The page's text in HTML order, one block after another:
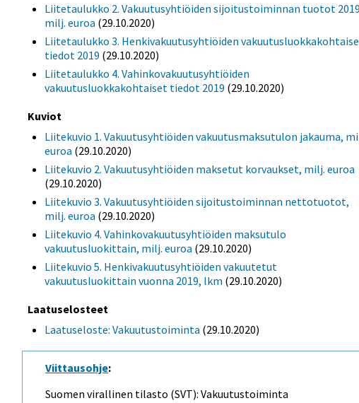
Liitetaulukko 2. Vakuutusyhtiöiden sijoitustoiminnan tuotot
milj. euroa (29.10.2020)
Liitetaulukko 3. Henkivakuutusyhtiöiden
tiedot 2019 (29.10.2020)
Liitetaulukko 4. Vahinkovakuutusyhtiöiden
vakuutusluokkakohtaiset tiedot 2019 (29.10.2020)
Kuviot
Liitekuvio 1. Vakuutusyhtiöiden vakuutusmaksutulon jakauma,
euroa (29.10.2020)
Liitekuvio 2. Vakuutusyhtiöiden maksetut korvaukset, milj. euroa
(29.10.2020)
Liitekuvio 3. Vakuutusyhtiöiden sijoitustoiminnan nettotuotot,
milj. euroa (29.10.2020)
Liitekuvio 4. Vahinkovakuutusyhtiöiden maksutulo
vakuutusluokittain, milj. euroa (29.10.2020)
Liitekuvio 5. Henkivakuutusyhtiöiden vakuutetut
vakuutusluokittain vuonna 2019, lkm (29.10.2020)
Laatuselosteet
Laatuseloste: Vakuutustoiminta (29.10.2020)
Viittausohje:
Suomen virallinen tilasto (SVT): Vakuutustoiminta